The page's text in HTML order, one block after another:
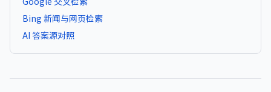
Bing 新闻与网页检索
AI 答案源对照